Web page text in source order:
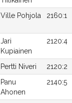
Ville Pohjola 2160:1
Jari
Kupiainen
2120:4
Pertti Niveri 2120:2
Panu
Ahonen
2140:5